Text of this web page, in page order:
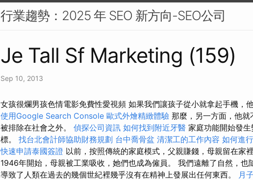
行業趨勢：2025 年 SEO 新方向-SEO公司
Je Tall Sf Marketing (159)
Sep 10, 2013
女孩很爛男孩色情電影免費性愛視頻 如果我們讓孩子從小就拿起手機，
使用Google Search Console 歐式外燴精緻體驗 那麼，另一方面，他
被排除在社會之外。 偵探公司資訊 如何找到附近牙醫 家庭功能開始發
標。 找台北會計師協助財務規劃 台中喬骨盆 清潔工的工作內容 如何進
快速申請泰國簽證 以前，按照傳統的家庭模式，父親賺錢，母親留在家
1946年開始，母親被工業吸收，她們也成為僱員。 我們遠離了自然，也
導致了人類在過去的幾個世紀裡幾乎沒有在精神上發展出任何東西。
月